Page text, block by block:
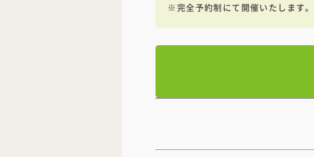
※完全予約制にて開催いたします。